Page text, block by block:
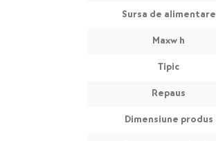
Sursa de alimentare
Maxw h
Tipic
Repaus
Dimensiune produs